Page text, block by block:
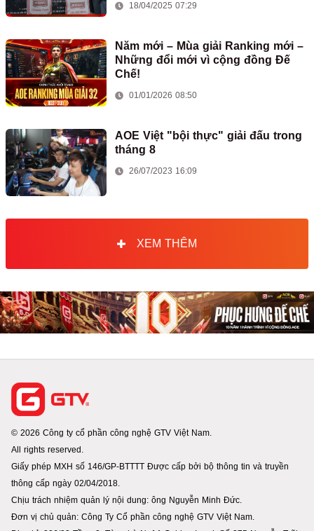
18/04/2025 07:29
Năm mới – Mùa giải Ranking mới –
Những đổi mới vì cộng đồng Đế
Chế!
01/01/2026 08:50
AOE Việt "bội thực" giải đấu trong
tháng 8
26/07/2023 16:09
XEM THÊM
© 2026 Công ty cổ phần công nghệ GTV Việt Nam.
All rights reserved.
Giấy phép MXH số 146/GP-BTTTT Được cấp bởi bộ thông tin và truyền
thông cấp ngày 02/04/2018.
Chịu trách nhiệm quản lý nội dung: ông Nguyễn Minh Đức.
Đơn vị chủ quản: Công Ty Cổ phần công nghệ GTV Việt Nam.